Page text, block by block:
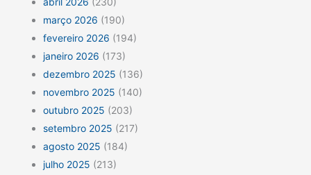
março 2026 (190)
fevereiro 2026 (194)
janeiro 2026 (173)
dezembro 2025 (136)
novembro 2025 (140)
outubro 2025 (203)
setembro 2025 (217)
agosto 2025 (184)
julho 2025 (213)